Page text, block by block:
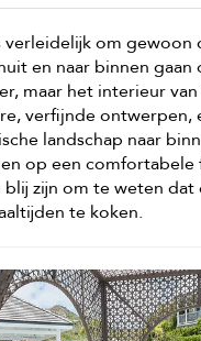
verleidelijk om gewoon
en naar binnen
maar het interieur
verfijnde ontwerpen,
landschap naar
op een comfortabele
blij zijn om te weten
te koken.